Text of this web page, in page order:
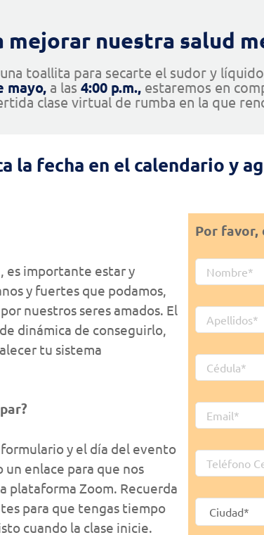
mejorar nuestra salud
toallita para secarte el sudor y
mayo, a las 4:00 p.m., estaremos en
clase virtual de rumba en la que
la fecha en el calendario y
es importante estar y
y fuertes que podamos,
nuestros seres amados. El
dinámica de conseguirlo,
tu sistema
y el día del evento
enlace para que nos
plataforma Zoom. Recuerda
para que tengas tiempo
cuando la clase inicie.
Por favor,